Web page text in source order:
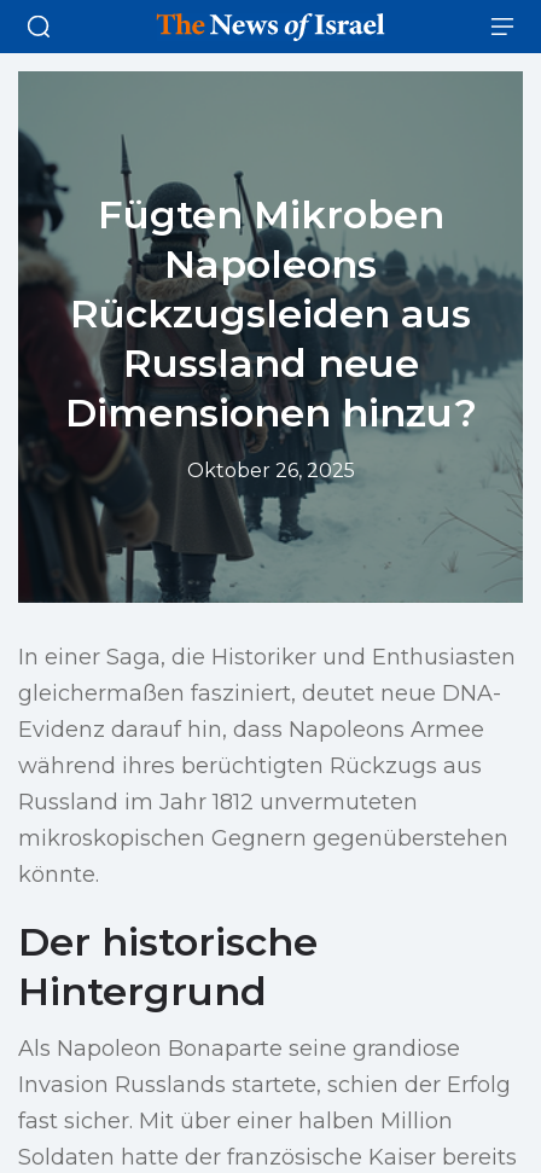
Fügten Mikroben
Napoleons
Rückzugsleiden aus
Russland neue
Dimensionen hinzu?
Oktober 26, 2025
In einer Saga, die Historiker und Enthusiasten
gleichermaßen fasziniert, deutet neue DNA-
Evidenz darauf hin, dass Napoleons Armee
während ihres berüchtigten Rückzugs aus
Russland im Jahr 1812 unvermuteten
mikroskopischen Gegnern gegenüberstehen
könnte.
Der historische
Hintergrund
Als Napoleon Bonaparte seine grandiose
Invasion Russlands startete, schien der Erfolg
fast sicher. Mit über einer halben Million
Soldaten hatte der französische Kaiser bereits